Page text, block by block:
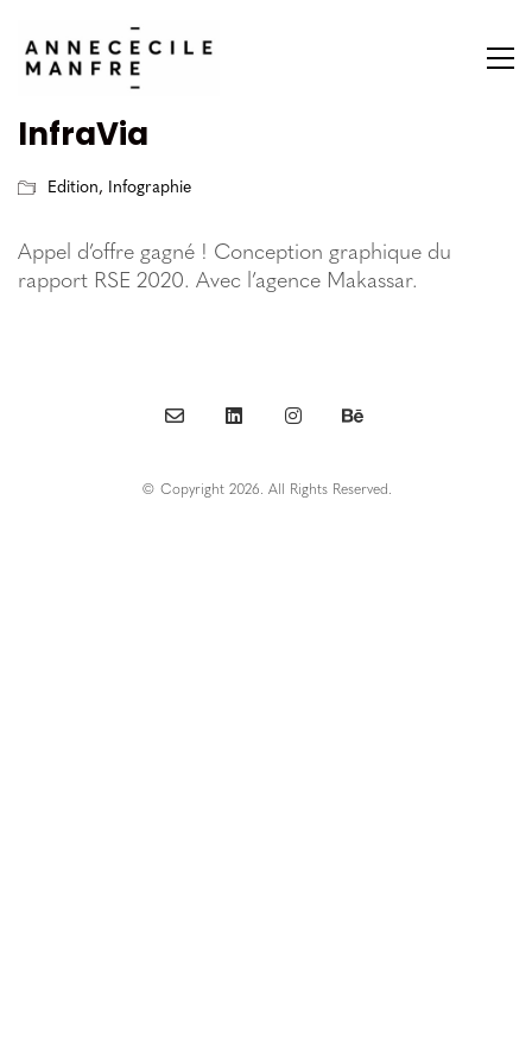
InfraVia
Edition, Infographie
Appel d’offre gagné ! Conception graphique du
rapport RSE 2020. Avec l’agence Makassar.
© Copyright 2026. All Rights Reserved.